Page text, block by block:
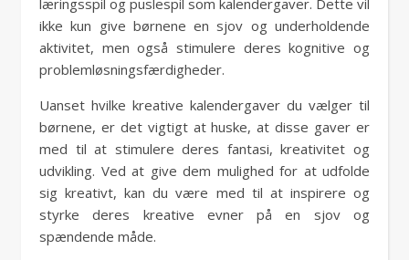
ikke kun give børnene en sjov og underholdende
aktivitet, men også stimulere deres kognitive og
problemløsningsfærdigheder.
Uanset hvilke kreative kalendergaver du vælger til
børnene, er det vigtigt at huske, at disse gaver er
med til at stimulere deres fantasi, kreativitet og
udvikling. Ved at give dem mulighed for at udfolde
sig kreativt, kan du være med til at inspirere og
styrke deres kreative evner på en sjov og
spændende måde.